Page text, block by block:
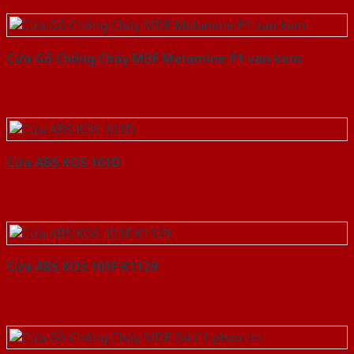
Cửa Gỗ Chống Cháy MDF Melamine P1 van kem
Cửa ABS KOS 101D
Cửa ABS KOS 101F K1129